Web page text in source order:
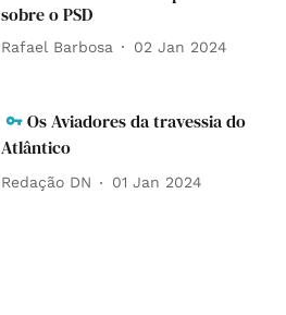
sobre o PSD
Rafael Barbosa 02 Jan 2024
Os Aviadores da travessia do
Atlântico
Redação DN 01 Jan 2024